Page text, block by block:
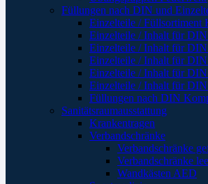
Füllungen nach DIN und
Einzelteile / Füllsortiment
Einzelteile / Inhalt für
Einzelteile / Inhalt für
Einzelteile / Inhalt für
Einzelteile / Inhalt für
Einzelteile / Inhalt für
Füllungen nach DIN
Sanitätsraumausstattung
Krankentragen
Verbandschränke
Verbandschränke
Verbandschränke
Wandkästen AED